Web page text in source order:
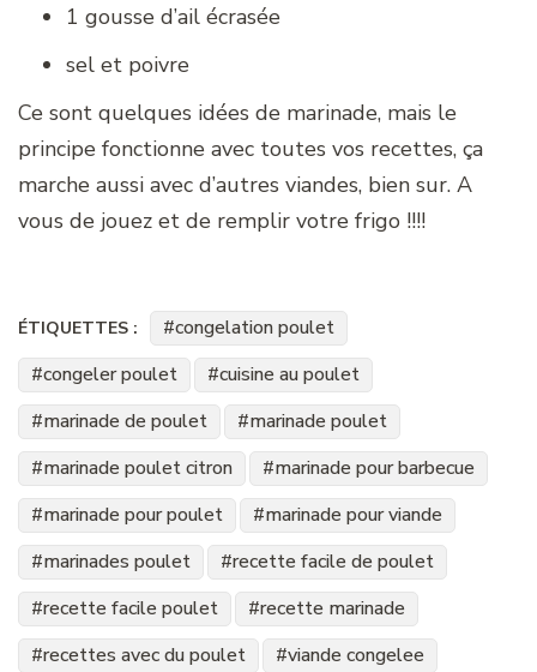
1 gousse d’ail écrasée
sel et poivre
Ce sont quelques idées de marinade, mais le
principe fonctionne avec toutes vos recettes, ça
marche aussi avec d’autres viandes, bien sur. A
vous de jouez et de remplir votre frigo !!!!
ÉTIQUETTES :
congelation poulet
congeler poulet
cuisine au poulet
marinade de poulet
marinade poulet
marinade poulet citron
marinade pour barbecue
marinade pour poulet
marinade pour viande
marinades poulet
recette facile de poulet
recette facile poulet
recette marinade
recettes avec du poulet
viande congelee